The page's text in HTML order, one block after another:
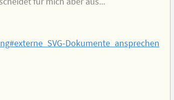
Dokumente_ansprechen